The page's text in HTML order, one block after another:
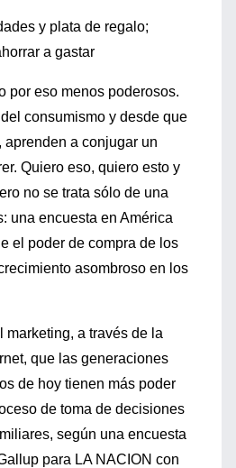
y plata de regalo;
a gastar
por eso menos poderosos.
consumismo y desde que
a conjugar un
Quiero eso, quiero esto y
no se trata sólo de una
una encuesta en América
el poder de compra de los
asombroso en los
marketing, a través de la
que las generaciones
de hoy tienen más poder
de toma de decisiones
según una encuesta
para LA NACION con